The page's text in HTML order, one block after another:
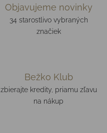
Objavujeme novinky
34 starostlivo vybraných
značiek
Bežko Klub
zbierajte kredity, priamu zľavu
na nákup